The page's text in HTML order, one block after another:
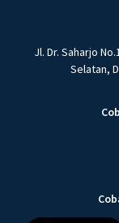
Jl. Dr. Saharjo
Selatan,